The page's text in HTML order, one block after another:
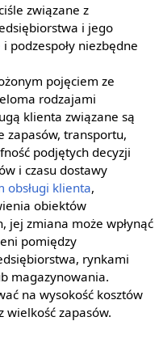
związane z
i jego
i podzespoły niezbędne
pojęciem ze
rodzajami
klienta związane są
zapasów, transportu,
podjętych decyzji
i czasu dostawy
obsługi klienta,
obiektów
jej zmiana może wpłynąć
pomiędzy
rynkami
magazynowania.
na wysokość kosztów
wielkość zapasów.